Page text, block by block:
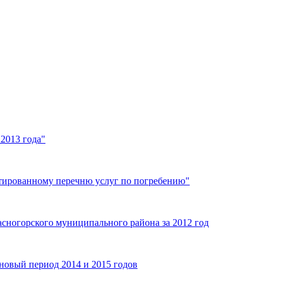
года"
перечню услуг по погребению"
муниципального района за 2012 год
период 2014 и 2015 годов